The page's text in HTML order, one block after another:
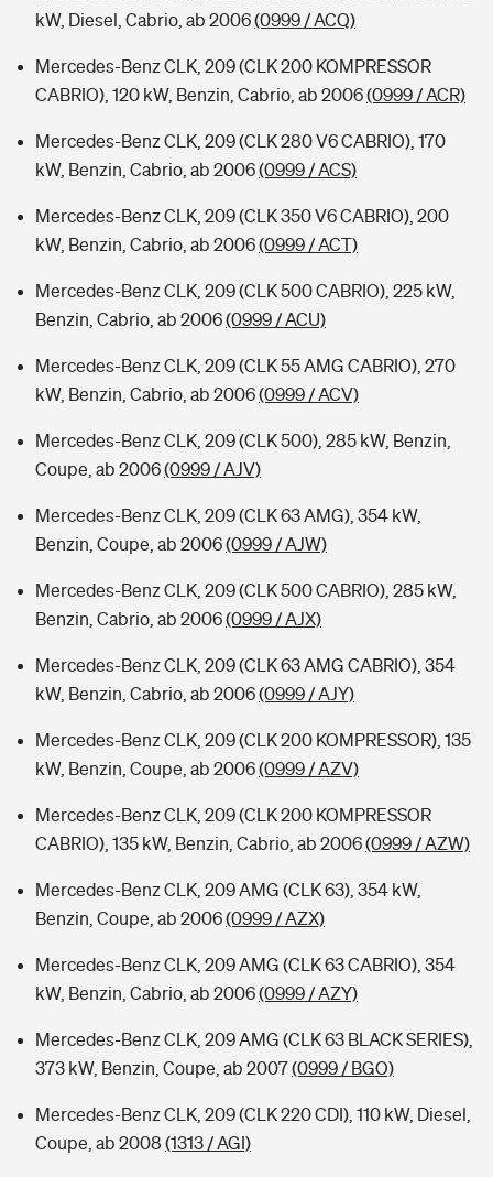
kW, Diesel, Cabrio, ab 2006(0999 / ACQ)
Mercedes-Benz CLK, 209 (CLK 200 KOMPRESSOR
CABRIO), 120 kW, Benzin, Cabrio, ab 2006(0999 / ACR)
Mercedes-Benz CLK, 209 (CLK 280 V6 CABRIO), 170
kW, Benzin, Cabrio, ab 2006(0999 / ACS)
Mercedes-Benz CLK, 209 (CLK 350 V6 CABRIO), 200
kW, Benzin, Cabrio, ab 2006(0999 / ACT)
Mercedes-Benz CLK, 209 (CLK 500 CABRIO), 225 kW,
Benzin, Cabrio, ab 2006(0999 / ACU)
Mercedes-Benz CLK, 209 (CLK 55 AMG CABRIO), 270
kW, Benzin, Cabrio, ab 2006(0999 / ACV)
Mercedes-Benz CLK, 209 (CLK 500), 285 kW, Benzin,
Coupe, ab 2006(0999 / AJV)
Mercedes-Benz CLK, 209 (CLK 63 AMG), 354 kW,
Benzin, Coupe, ab 2006(0999 / AJW)
Mercedes-Benz CLK, 209 (CLK 500 CABRIO), 285 kW,
Benzin, Cabrio, ab 2006(0999 / AJX)
Mercedes-Benz CLK, 209 (CLK 63 AMG CABRIO), 354
kW, Benzin, Cabrio, ab 2006(0999 / AJY)
Mercedes-Benz CLK, 209 (CLK 200 KOMPRESSOR), 135
kW, Benzin, Coupe, ab 2006(0999 / AZV)
Mercedes-Benz CLK, 209 (CLK 200 KOMPRESSOR
CABRIO), 135 kW, Benzin, Cabrio, ab 2006(0999 / AZW)
Mercedes-Benz CLK, 209 AMG (CLK 63), 354 kW,
Benzin, Coupe, ab 2006(0999 / AZX)
Mercedes-Benz CLK, 209 AMG (CLK 63 CABRIO), 354
kW, Benzin, Cabrio, ab 2006(0999 / AZY)
Mercedes-Benz CLK, 209 AMG (CLK 63 BLACK SERIES),
373 kW, Benzin, Coupe, ab 2007(0999 / BGO)
Mercedes-Benz CLK, 209 (CLK 220 CDI), 110 kW, Diesel,
Coupe, ab 2008 (1313 / AGI)